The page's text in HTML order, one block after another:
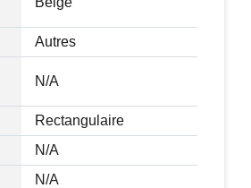
Autres
N/A
Rectangulaire
N/A
N/A